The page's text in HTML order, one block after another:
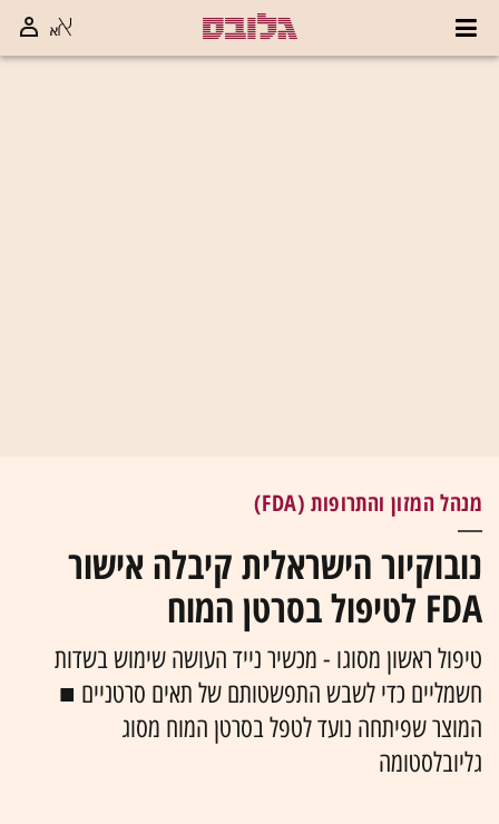
מנהל המזון והתרופות (FDA)
נובוקיור הישראלית קיבלה אישור
FDA לטיפול בסרטן המוח
טיפול ראשון מסוגו - מכשיר נייד העושה שימוש בשדות
חשמליים כדי לשבש התפשטותם של תאים סרטניים ■
המוצר שפיתחה נועד לטפל בסרטן המוח מסוג
גליובלסטומה